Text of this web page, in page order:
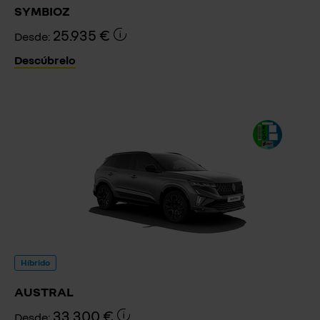
SYMBIOZ
Desde: 25.935 €
Descúbrelo
Híbrido
AUSTRAL
33.300 €